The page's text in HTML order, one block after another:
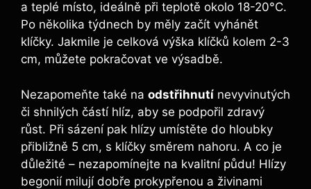
a teplé místo, ideálně při teplotě okolo 18-20°C.
Po několika týdnech by měly začít vyhánět
klíčky. Jakmile je celková výška klíčků kolem 2-3
cm, můžete pokračovat ve výsadbě.
Nezapomeňte také na odstřihnutí nevyvinutých
či shnilých částí hlíz, aby se podpořil zdravý
růst. Při sázení pak hlízy umístěte do hloubky
přibližně 5 cm, s klíčky směrem nahoru. A co je
důležité – nezapomínejte na kvalitní půdu! Hlízy
begonií milují dobře prokypřenou a živinami